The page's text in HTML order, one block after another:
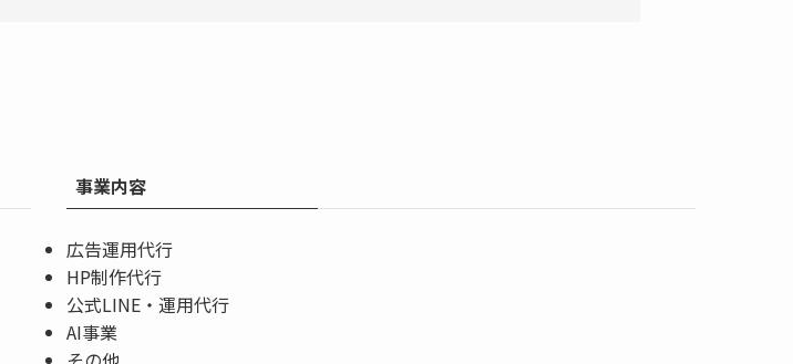
事業内容
広告運用代行
HP制作代行
公式LINE・運用代行
AI事業